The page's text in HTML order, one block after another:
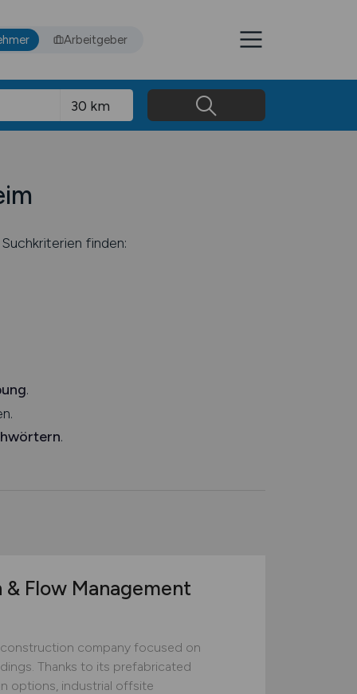
Arbeitgeber
finden:
.
.
Flow Management
company focused on
Thanks to its prefabricated
options, industrial offsite